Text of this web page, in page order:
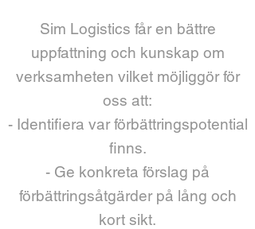
Sim Logistics får en bättre
uppfattning och kunskap om
verksamheten vilket möjliggör för
oss att:
- Identifiera var förbättringspotential
finns.
- Ge konkreta förslag på
förbättringsåtgärder på lång och
kort sikt.